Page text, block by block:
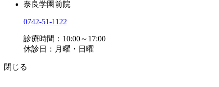
奈良学園前院
0742-51-1122
診療時間：10:00～17:00
休診日：月曜・日曜
閉じる